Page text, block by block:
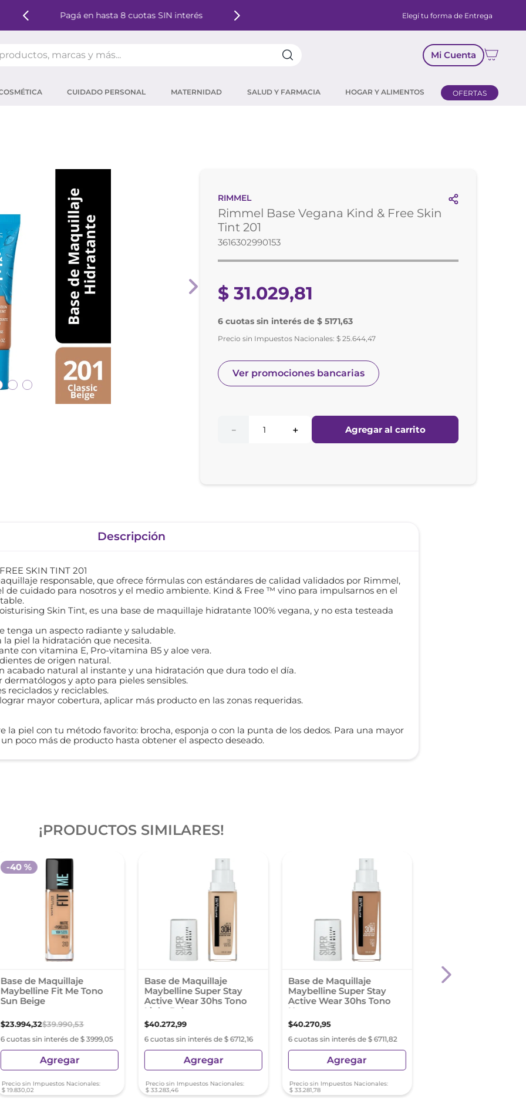
Pagá en hasta 8 cuotas SIN interés Elegí tu forma de Entrega
Mi Cuenta
CUIDADO PERSONAL MATERNIDAD SALUD Y FARMACIA HOGAR Y ALIMENTOS OFERTAS
RIMMEL
Rimmel Base Vegana Kind & Free Skin
Tint 201
3616302990153
$ 31.029,81
6 cuotas sin interés de $ 5171,63
Precio sin Impuestos Nacionales:$ 25.644,47
Ver promociones bancarias
＋
－ Agregar al carrito
Descripción
SKIN TINT 201
responsable, que ofrece fórmulas con estándares de calidad validados por Rimmel,
de cuidado para nosotros y el medio ambiente. Kind & Free ™ vino para impulsarnos en el
Skin Tint, es una base de maquillaje hidratante 100% vegana, y no esta testeada
tenga un aspecto radiante y saludable.
piel la hidratación que necesita.
con vitamina E, Pro-vitamina B5 y aloe vera.
de origen natural.
acabado natural al instante y una hidratación que dura todo el día.
y apto para pieles sensibles.
reciclados y reciclables.
mayor cobertura, aplicar más producto en las zonas requeridas.
la piel con tu método favorito: brocha, esponja o con la punta de los dedos. Para una mayor
poco más de producto hasta obtener el aspecto deseado.
¡PRODUCTOS SIMILARES!
Base de Maquillaje
Maybelline Fit Me Tono
Sun Beige
$23.994,32$39.990,53
6 cuotas sin interés de $ 3999,05
-40 %
Agregar
Precio sin Impuestos Nacionales:
$ 19.830,02
Base de Maquillaje
Maybelline Super Stay
Active Wear 30hs Tono
Light Beige
$40.272,99
6 cuotas sin interés de $ 6712,16
Agregar
Precio sin Impuestos Nacionales:
$ 33.283,46
Base de Maquillaje
Maybelline Super Stay
Active Wear 30hs Tono
Honey
$40.270,95
6 cuotas sin interés de $ 6711,82
Agregar
Precio sin Impuestos Nacionales:
$ 33.281,78
Base de Maquillaje
pestañas